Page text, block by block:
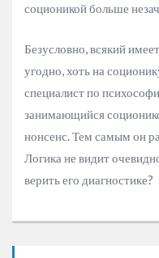
соционикой больше
Безусловно, всякий
угодно, хоть на
специалист по
занимающийся
нонсенс. Тем самым он
Логика не видит
верить его диагностике?